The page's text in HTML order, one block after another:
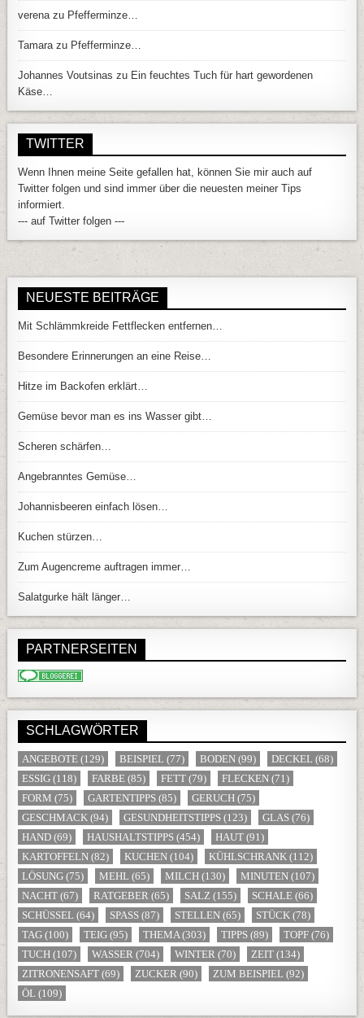
verenazu Pfefferminze…
Tamarazu Pfefferminze…
Johannes Voutsinas zu Ein feuchtes Tuch für hart gewordenen
Käse…
TWITTER
Wenn Ihnen meine Seite gefallen hat, können Sie mir auch auf
Twitter folgen und sind immer über die neuesten meiner Tips
informiert.
--- auf Twitter folgen ---
NEUESTE BEITRÄGE
Mit Schlämmkreide Fettflecken entfernen…
Besondere Erinnerungen an eine Reise…
Hitze im Backofen erklärt…
Gemüse bevor man es ins Wasser gibt…
Scheren schärfen…
Angebranntes Gemüse…
Johannisbeeren einfach lösen…
Kuchen stürzen…
Zum Augencreme auftragen immer…
Salatgurke hält länger…
PARTNERSEITEN
SCHLAGWÖRTER
ANGEBOTE (129) BEISPIEL (77) BODEN (99) DECKEL (68)
ESSIG (118) FARBE (85) FETT (79) FLECKEN (71)
FORM (75) GARTENTIPPS (85) GERUCH (75)
GESCHMACK (94) GESUNDHEITSTIPPS (123) GLAS (76)
HAND (69) HAUSHALTSTIPPS (454) HAUT (91)
KARTOFFELN (82) KUCHEN (104) KÜHLSCHRANK (112)
LÖSUNG (75) MEHL (65) MILCH (130) MINUTEN (107)
NACHT (67) RATGEBER (65) SALZ (155) SCHALE (66)
SCHÜSSEL (64) SPASS (87) STELLEN (65) STÜCK (78)
TAG (100) TEIG (95) THEMA(303) TIPPS (89) TOPF (76)
TUCH (107) WASSER (704) WINTER (70) ZEIT (134)
ZITRONENSAFT (69) ZUCKER (90) ZUM BEISPIEL (92)
ÖL (109)